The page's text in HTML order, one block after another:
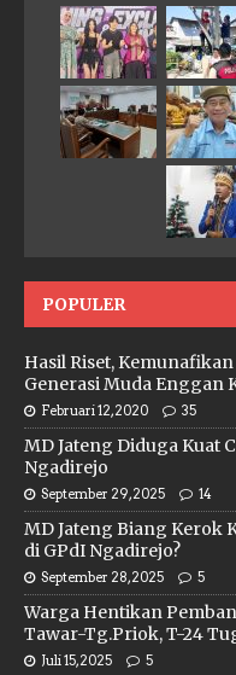
POPULER
Hasil Riset,
Generasi Muda Enggan
Februari 12, 2020 35
MD Jateng Diduga Kuat
Ngadirejo
September 29, 2025 14
MD Jateng Biang Kerok
di GPdI Ngadirejo?
September 28, 2025 5
Warga Hentikan
Tawar-Tg.Priok, T-24
Juli 15, 2025 5